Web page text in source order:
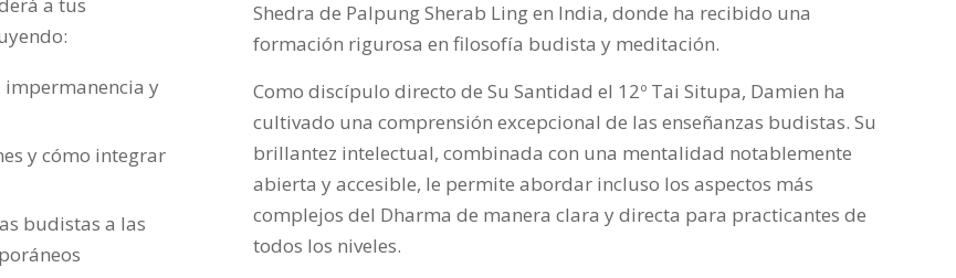
a tus
impermanencia y
y cómo integrar
budistas a las
Shedra de Palpung Sherab Ling en India, donde ha recibido una
formación rigurosa en filosofía budista y meditación.
Como discípulo directo de Su Santidad el 12º Tai Situpa, Damien ha
cultivado una comprensión excepcional de las enseñanzas budistas. Su
brillantez intelectual, combinada con una mentalidad notablemente
abierta y accesible, le permite abordar incluso los aspectos más
complejos del Dharma de manera clara y directa para practicantes de
todos los niveles.